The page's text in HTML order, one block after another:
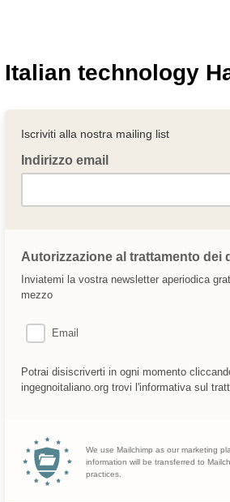
Italian technology
Iscriviti alla nostra mailing list
Indirizzo email
Autorizzazione al trattamento dei
Inviatemi la vostra newsletter aperiodica
mezzo
Email
Potrai disiscriverti in ogni momento
ingegnoitaliano.org trovi l'informativa sul
We use Mailchimp as our marketing
information will be transferred to
practices.